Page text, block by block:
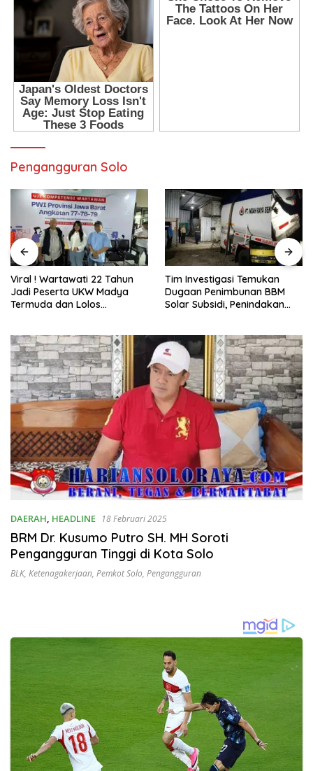
Pengangguran Solo
Tim Investigasi Temukan
Dugaan Penimbunan BBM
Solar Subsidi, Penindakan
Pani Gold Mine Ajak Pelajar
Marisa Jaga Kelestarian
Lingkungan
DAERAH HEADLINE 18 Februari 2025
BRM Dr. Kusumo Putro SH. MH Soroti
Pengangguran Tinggi di Kota Solo
BLK, Ketenagakerjaan, Pemkot Solo, Pengangguran